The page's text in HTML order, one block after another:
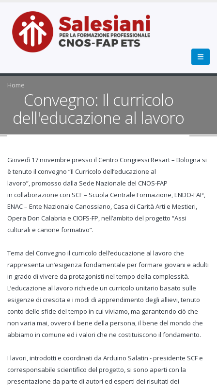
Home
Convegno: Il curricolo
dell'educazione al lavoro
Giovedì 17 novembre presso il Centro Congressi Resart – Bologna si
è tenuto il convegno “Il Curricolo dell’educazione al
lavoro”, promosso dalla Sede Nazionale del CNOS-FAP
in collaborazione con SCF – Scuola Centrale Formazione, ENDO-FAP,
ENAC – Ente Nazionale Canossiano, Casa di Carità Arti e Mestieri,
Opera Don Calabria e CIOFS-FP, nell’ambito del progetto “Assi
culturali e canone formativo”.
Tema del Convegno il curricolo dell’educazione al lavoro che
rappresenta un’esigenza fondamentale per formare giovani e adulti
in grado di vivere da protagonisti nel tempo della complessità.
L’educazione al lavoro richiede un curricolo unitario basato sulle
esigenze di crescita e i modi di apprendimento degli allievi, tenuto
conto delle sfide del tempo in cui viviamo, ma garantendo ciò che
non varia mai, ovvero il bene della persona, il bene del mondo che
abbiamo in comune ed i valori che ne costituiscono il fondamento.
I lavori, introdotti e coordinati da Arduino Salatin - presidente SCF e
corresponsabile scientifico del progetto, si sono aperti con la
presentazione da parte di autori ed esperti dei risultati dei